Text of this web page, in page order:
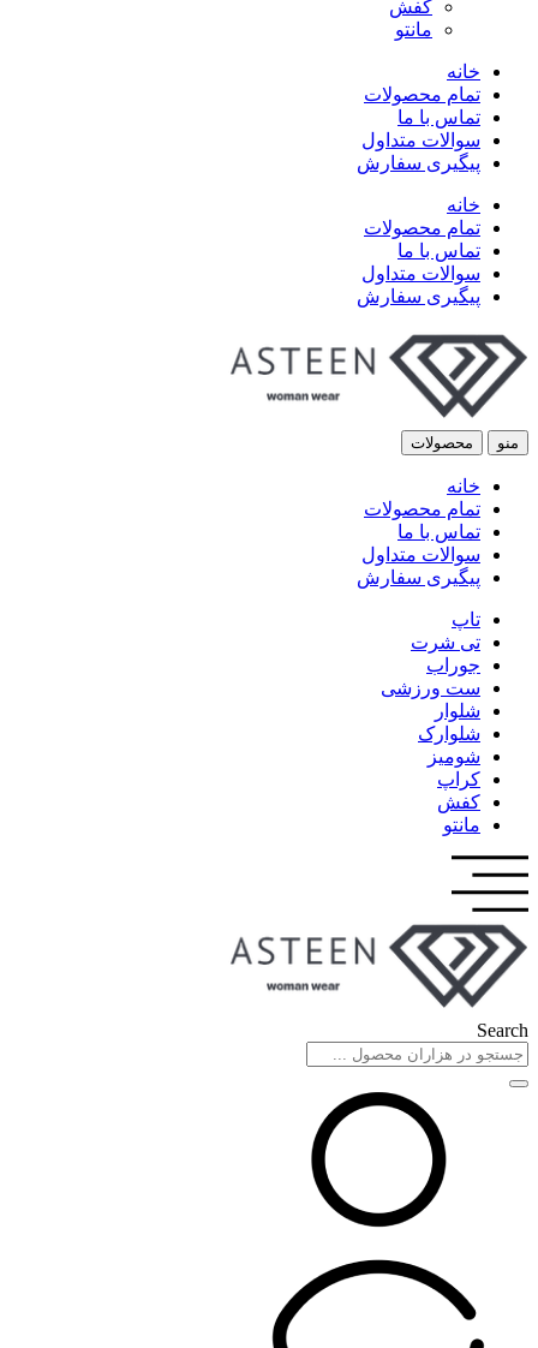
کفش
مانتو
خانه
تمام محصولات
تماس با ما
سوالات متداول
پیگیری سفارش
خانه
تمام محصولات
تماس با ما
سوالات متداول
پیگیری سفارش
منو محصولات
خانه
تمام محصولات
تماس با ما
سوالات متداول
پیگیری سفارش
تاپ
تی شرت
جوراب
ست ورزشی
شلوار
شلوارک
شومیز
کراپ
کفش
مانتو
Search